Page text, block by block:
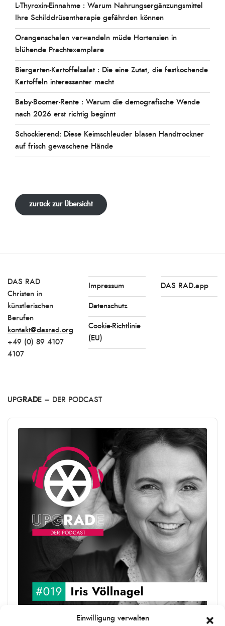
Einwilligung verwalten
L-Thyroxin-Einnahme : Warum Nahrungsergänzungsmittel
Ihre Schilddrüsentherapie gefährden können
Orangenschalen verwandeln müde Hortensien in
blühende Prachtexemplare
Biergarten-Kartoffelsalat : Die eine Zutat, die festkochende
Kartoffeln interessanter macht
Baby-Boomer-Rente : Warum die demografische Wende
nach 2026 erst richtig beginnt
Schockierend: Diese Keimschleuder blasen Handtrockner
auf frisch gewaschene Hände
zurück zur Übersicht
DAS RAD
Christen in
künstlerischen
Berufen
kontakt@dasrad.org
+49 (0) 89 4107
4107
Impressum
Datenschutz
Cookie-Richtlinie
(EU)
DAS RAD.app
UPG RADE – DER PODCAST
Audio
Player